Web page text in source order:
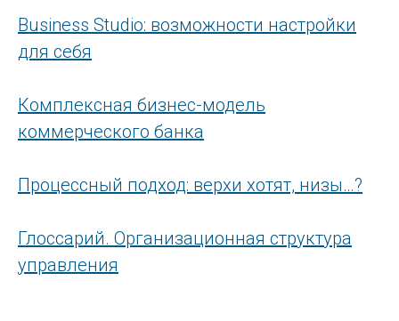
Business Studio: возможности настройки
для себя
Комплексная бизнес-модель
коммерческого банка
Процессный подход: верхи хотят, низы…?
Глоссарий. Организационная структура
управления